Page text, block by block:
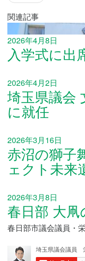
関連記事
2026年4月8日
入学式に出
2026年4月2日
埼玉県議会
に就任
2026年3月16日
赤沼の獅
ェクト未来
2026年3月8日
春日部 大凧
春日部市議会議員・